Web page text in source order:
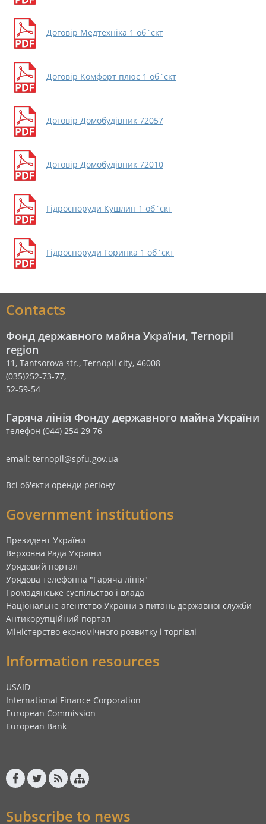
Договір Медтехніка 1 об`єкт
Договір Комфорт плюс 1 об`єкт
Договір Домобудівник 72057
Договір Домобудівник 72010
Гідроспоруди Кушлин 1 об`єкт
Гідроспоруди Горинка 1 об`єкт
Contacts
Фонд державного майна України, Ternopil
region
11, Tantsorova str., Ternopil city, 46008
(035)252-73-77,
52-59-54
Гаряча лінія Фонду державного майна України
телефон (044) 254 29 76
email: ternopil@spfu.gov.ua
Всі об'єкти оренди регіону
Government institutions
Президент України
Верховна Рада України
Урядовий портал
Урядова телефонна "Гаряча лінія"
Громадянське суспільство і влада
Національне агентство України з питань державної служби
Антикорупційний портал
Міністерство економічного розвитку і торгівлі
Information resources
USAID
International Finance Corporation
European Commission
European Bank
Subscribe to news